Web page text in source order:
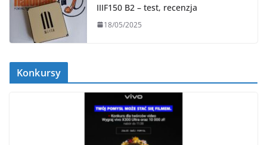
IIIF150 B2 – test, recenzja
18/05/2025
Konkursy